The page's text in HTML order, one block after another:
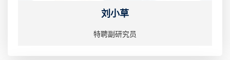
刘小草
特聘副研究员